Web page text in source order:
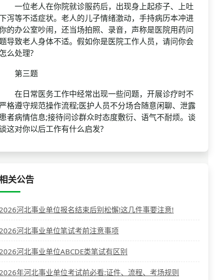
位老人在你院就诊服药后，出现身上起疹子、上吐
泻等不适症状。老人的儿子情绪激动，手持病历本冲进
的办公室吵闹，还当场拍照、录音，声称是医院用药问
导致老人身体不适。假如你是医院工作人员，请问你会
么处理?
三题
日常医务工作中经常出现一些问题，开展诊疗时不
格遵守规范操作流程;医护人员不分场合随意闲聊、泄露
者病情信息;接待问诊群众时态度敷衍、语气不耐烦。谈
这对你以后工作有什么启发?
关公告
河北事业单位报名结束后别松懈!这几件事要注意!
河北事业单位笔试考前注意事项
河北事业单位ABCDE类笔试有区别
年河北事业单位考试前必看:证件、流程、考场规则